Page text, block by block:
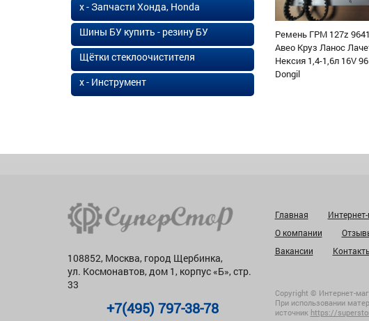
Ремень ГРМ 127z
Авео Круз Ланос
Нексия 1,4-1,6л 16V
Dongil
х - Запчасти Хонда, Honda
Шины БУ купить - резину БУ
Щётки стеклоочистителя
х - Инструмент
108852, Москва, город Щербинка,
ул. Космонавтов, дом 1, корпус «Б», стр.
33
+7(495) 797-38-78
Главная
О компании
Вакансии
Copyright © Интернет-
При использовании
источник https://